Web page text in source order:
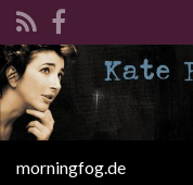
Search for:
morningfog.de